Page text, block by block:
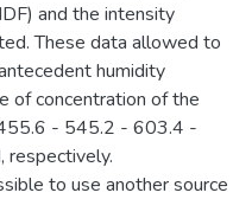
and the intensity
These data allowed to
humidity
of concentration of the
- 545.2 - 603.4 -
to use another source